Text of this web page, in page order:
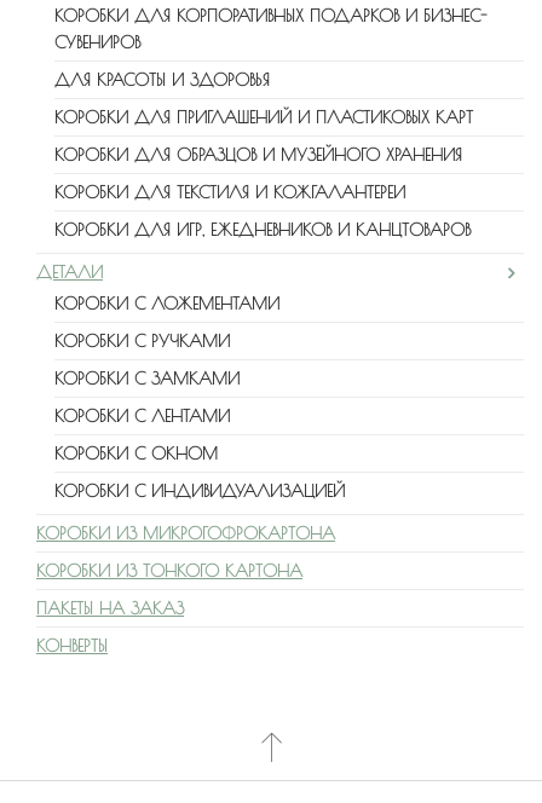
КОРОБКИ ДЛЯ КОРПОРАТИВНЫХ ПОДАРКОВ И БИЗНЕС-
СУВЕНИРОВ
ДЛЯ КРАСОТЫ И ЗДОРОВЬЯ
КОРОБКИ ДЛЯ ПРИГЛАШЕНИЙ И ПЛАСТИКОВЫХ КАРТ
КОРОБКИ ДЛЯ ОБРАЗЦОВ И МУЗЕЙНОГО ХРАНЕНИЯ
КОРОБКИ ДЛЯ ТЕКСТИЛЯ И КОЖГАЛАНТЕРЕИ
КОРОБКИ ДЛЯ ИГР, ЕЖЕДНЕВНИКОВ И КАНЦТОВАРОВ
ДЕТАЛИ
КОРОБКИ С ЛОЖЕМЕНТАМИ
КОРОБКИ С РУЧКАМИ
КОРОБКИ С ЗАМКАМИ
КОРОБКИ С ЛЕНТАМИ
КОРОБКИ С ОКНОМ
КОРОБКИ С ИНДИВИДУАЛИЗАЦИЕЙ
КОРОБКИ ИЗ МИКРОГОФРОКАРТОНА
КОРОБКИ ИЗ ТОНКОГО КАРТОНА
ПАКЕТЫ НА ЗАКАЗ
КОНВЕРТЫ